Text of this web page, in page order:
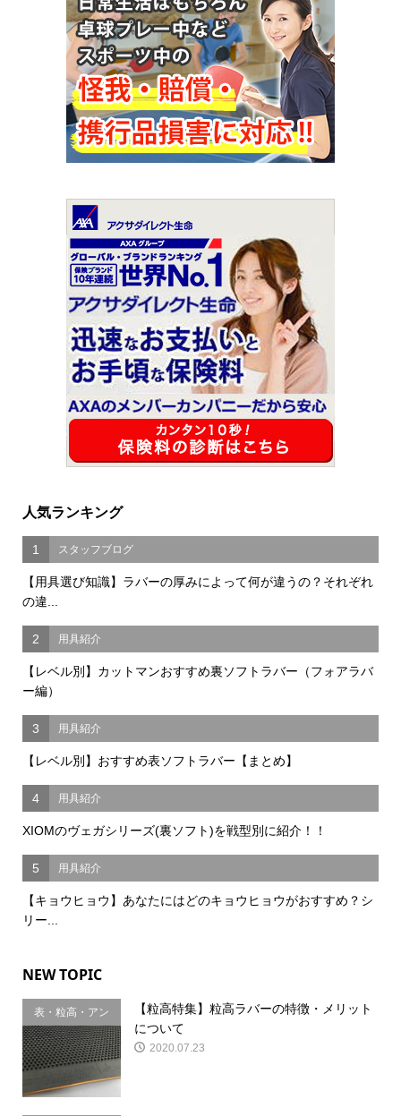
人気ランキング
1 スタッフブログ
【用具選び知識】ラバーの厚みによって何が違うの？それぞれ
の違...
2 用具紹介
【レベル別】カットマンおすすめ裏ソフトラバー（フォアラバ
ー編）
3 用具紹介
【レベル別】おすすめ表ソフトラバー【まとめ】
4 用具紹介
XIOMのヴェガシリーズ(裏ソフト)を戦型別に紹介！！
5 用具紹介
【キョウヒョウ】あなたにはどのキョウヒョウがおすすめ？シ
リー...
NEW TOPIC
表・粒高・アン
チ
【粒高特集】粒高ラバーの特徴・メリット
について
2020.07.23